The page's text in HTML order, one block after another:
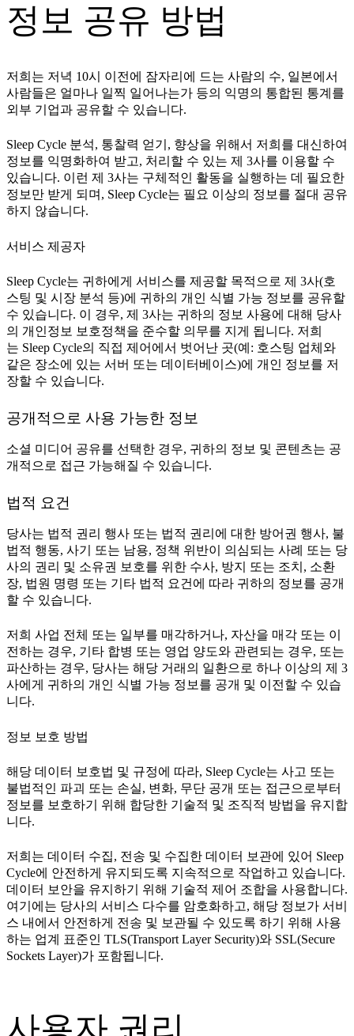
정보 공유 방법
저희는 저녁 10시 이전에 잠자리에 드는 사람의 수, 일본에서
사람들은 얼마나 일찍 일어나는가 등의 익명의 통합된 통계를
외부 기업과 공유할 수 있습니다.
Sleep Cycle 분석, 통찰력 얻기, 향상을 위해서 저희를 대신하여
정보를 익명화하여 받고, 처리할 수 있는 제 3사를 이용할 수
있습니다. 이런 제 3사는 구체적인 활동을 실행하는 데 필요한
정보만 받게 되며, Sleep Cycle는 필요 이상의 정보를 절대 공유
하지 않습니다.
서비스 제공자
Sleep Cycle는 귀하에게 서비스를 제공할 목적으로 제 3사(호
스팅 및 시장 분석 등)에 귀하의 개인 식별 가능 정보를 공유할
수 있습니다. 이 경우, 제 3사는 귀하의 정보 사용에 대해 당사
의 개인정보 보호정책을 준수할 의무를 지게 됩니다. 저희
는 Sleep Cycle의 직접 제어에서 벗어난 곳(예: 호스팅 업체와
같은 장소에 있는 서버 또는 데이터베이스)에 개인 정보를 저
장할 수 있습니다.
공개적으로 사용 가능한 정보
소셜 미디어 공유를 선택한 경우, 귀하의 정보 및 콘텐츠는 공
개적으로 접근 가능해질 수 있습니다.
법적 요건
당사는 법적 권리 행사 또는 법적 권리에 대한 방어권 행사, 불
법적 행동, 사기 또는 남용, 정책 위반이 의심되는 사례 또는 당
사의 권리 및 소유권 보호를 위한 수사, 방지 또는 조치, 소환
장, 법원 명령 또는 기타 법적 요건에 따라 귀하의 정보를 공개
할 수 있습니다.
저희 사업 전체 또는 일부를 매각하거나, 자산을 매각 또는 이
전하는 경우, 기타 합병 또는 영업 양도와 관련되는 경우, 또는
파산하는 경우, 당사는 해당 거래의 일환으로 하나 이상의 제 3
사에게 귀하의 개인 식별 가능 정보를 공개 및 이전할 수 있습
니다.
정보 보호 방법
해당 데이터 보호법 및 규정에 따라, Sleep Cycle는 사고 또는
불법적인 파괴 또는 손실, 변화, 무단 공개 또는 접근으로부터
정보를 보호하기 위해 합당한 기술적 및 조직적 방법을 유지합
니다.
저희는 데이터 수집, 전송 및 수집한 데이터 보관에 있어 Sleep
Cycle에 안전하게 유지되도록 지속적으로 작업하고 있습니다.
데이터 보안을 유지하기 위해 기술적 제어 조합을 사용합니다.
여기에는 당사의 서비스 다수를 암호화하고, 해당 정보가 서비
스 내에서 안전하게 전송 및 보관될 수 있도록 하기 위해 사용
하는 업계 표준인 TLS(Transport Layer Security)와 SSL(Secure
Sockets Layer)가 포함됩니다.